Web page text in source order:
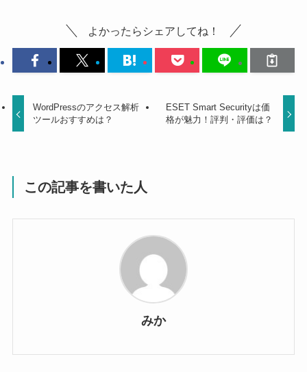
よかったらシェアしてね！
WordPressのアクセス解析
ツールおすすめは？
ESET Smart Securityは価
格が魅力！評判・評価は？
この記事を書いた人
みか